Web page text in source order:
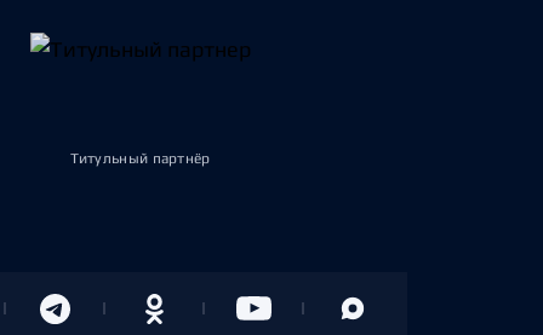
Титульный партнёр